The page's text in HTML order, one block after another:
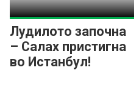
Лудилото започна
– Салах пристигна
во Истанбул!